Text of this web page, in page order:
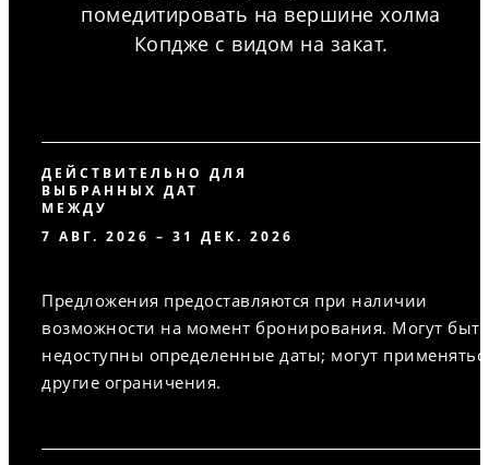
помедитировать на вершине холма
Копдже с видом на закат.
ДЕЙСТВИТЕЛЬНО ДЛЯ
ВЫБРАННЫХ ДАТ
МЕЖДУ
7 АВГ. 2026 – 31 ДЕК. 2026
Предложения предоставляются при наличии
возможности на момент бронирования. Могут быть
недоступны определенные даты; могут
другие ограничения.